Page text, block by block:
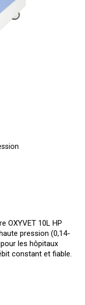
OXYVET 10L HP
pression (0,14-
les hôpitaux
constant et fiable.